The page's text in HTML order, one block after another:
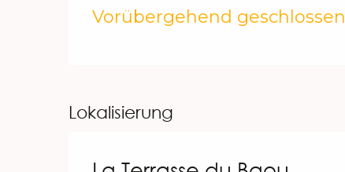
Vorübergehend geschlossen
Lokalisierung